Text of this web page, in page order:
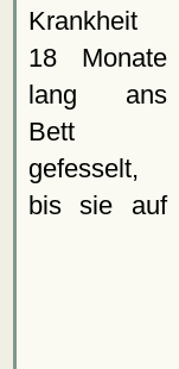
Krankheit
18 Monate
lang ans
Bett
gefesselt,
bis sie auf